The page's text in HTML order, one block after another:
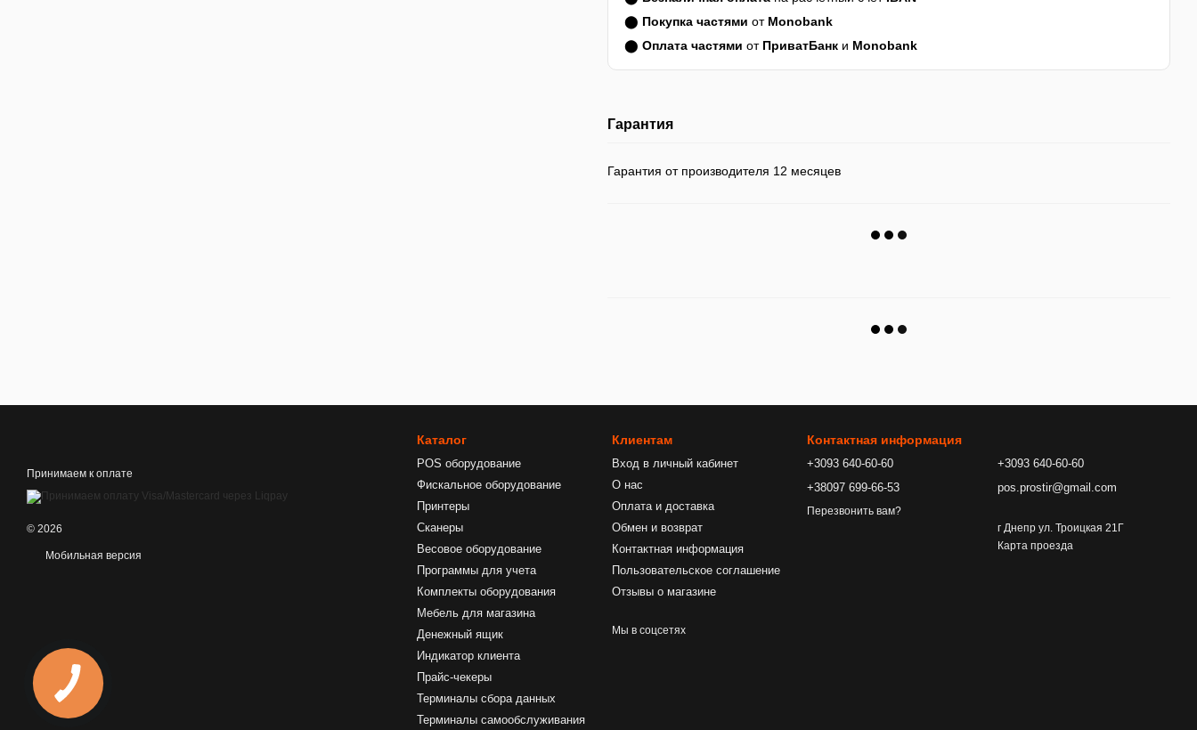
⬤ Покупка частями от Monobank
⬤ Оплата частями от ПриватБанк и Monobank
Гарантия
Гарантия от производителя 12 месяцев
Принимаем к оплате
© 2026
Мобильная версия
Каталог
POS оборудование
Фискальное оборудование
Принтеры
Сканеры
Весовое оборудование
Программы для учета
Комплекты оборудования
Мебель для магазина
Денежный ящик
Индикатор клиента
Прайс-чекеры
Терминалы сбора данных
Терминалы самообслуживания
Клиентам
Вход в личный кабинет
О нас
Оплата и доставка
Обмен и возврат
Контактная информация
Пользовательское соглашение
Отзывы о магазине
Мы в соцсетях
Контактная информация
+3093 640-60-60
+38097 699-66-53
Перезвонить вам?
+3093 640-60-60
pos.prostir@gmail.com
г Днепр ул. Троицкая 21Г
Карта проезда